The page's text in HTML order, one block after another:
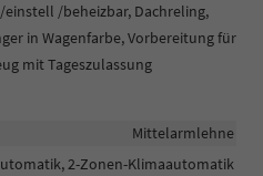
/beheizbar, Dachreling,
in Wagenfarbe, Vorbereitung für
mit Tageszulassung
Mittelarmlehne
2-Zonen-Klimaautomatik